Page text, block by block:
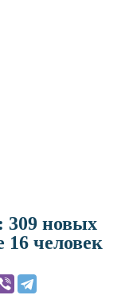
309 новых
16 человек